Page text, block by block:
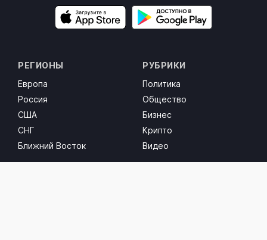
РЕГИОНЫ
Европа
Россия
США
СНГ
Ближний Восток
РУБРИКИ
Политика
Общество
Бизнес
Крипто
Видео